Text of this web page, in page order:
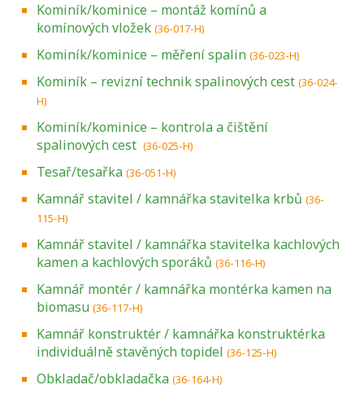
Kominík/kominice – montáž komínů a
komínových vložek (36-017-H)
Kominík/kominice – měření spalin (36-023-H)
Kominík – revizní technik spalinových cest (36-024-
H)
Kominík/kominice – kontrola a čištění
spalinových cest (36-025-H)
Tesař/tesařka (36-051-H)
Kamnář stavitel / kamnářka stavitelka krbů (36-
115-H)
Kamnář stavitel / kamnářka stavitelka kachlových
kamen a kachlových sporáků (36-116-H)
Kamnář montér / kamnářka montérka kamen na
biomasu (36-117-H)
Kamnář konstruktér / kamnářka konstruktérka
individuálně stavěných topidel (36-125-H)
Obkladač/obkladačka (36-164-H)